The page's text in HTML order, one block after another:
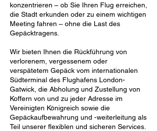
konzentrieren – ob Sie Ihren Flug erreichen,
die Stadt erkunden oder zu einem wichtigen
Meeting fahren – ohne die Last des
Gepäcktragens.
Wir bieten Ihnen die Rückführung von
verlorenem, vergessenem oder
verspätetem Gepäck vom internationalen
Südterminal des Flughafens London-
Gatwick, die Abholung und Zustellung von
Koffern von und zu jeder Adresse im
Vereinigten Königreich sowie die
Gepäckaufbewahrung und -weiterleitung als
Teil unserer flexiblen und sicheren Services.